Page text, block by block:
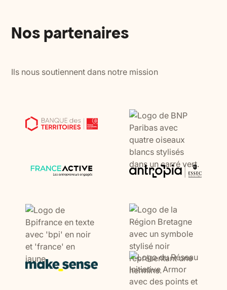
Nos partenaires
Ils nous soutiennent dans notre mission